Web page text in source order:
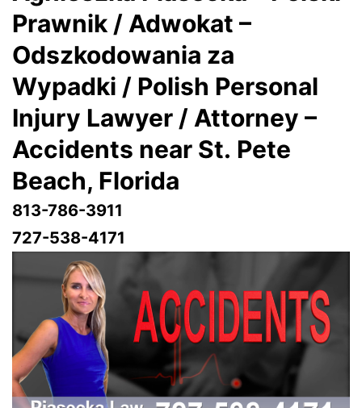
Prawnik / Adwokat –
Odszkodowania za
Wypadki / Polish Personal
Injury Lawyer / Attorney –
Accidents near St. Pete
Beach, Florida
813-786-3911
727-538-4171